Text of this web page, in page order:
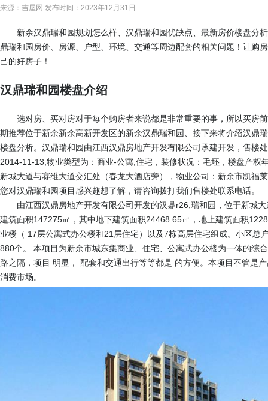
来源：吉屋网 发布时间：2023年12月31日
新余汉鼎瑞和园规划怎么样、汉鼎瑞和园优缺点、最新房价楼盘分
鼎瑞和园房价、房源、户型、环境、交通等周边配套的相关问题！让购
己的好房子！
汉鼎瑞和园楼盘介绍
选对房、买对房对于每个购房者来说都是非常重要的事，所以买房
期推荐位于新余新余高新开发区的新余汉鼎瑞和园、接下来将介绍汉鼎
楼盘分析。汉鼎瑞和园由江西汉鼎房地产开发有限公司承建开发，售楼
2014-11-13,物业类型为：商业-公寓,住宅，装修状况：毛坯，楼盘产权
新城大道与赛维大道交汇处（春龙大酒店旁），物业公司：新余市凯福
您对汉鼎瑞和园项目感兴趣想了解，请咨询拨打我们售楼处联系电话。
由江西汉鼎房地产开发有限公司开发的汉鼎r26;瑞和园，位于新城
建筑面积147275㎡，其中地下建筑面积24468.65㎡，地上建筑面积
业楼（ 17层公寓式办公楼和21层住宅）以及7栋高层住宅组成。小区总
880个。 本项目为新余市城东集商业、住宅、公寓式办公楼为一体的综
路之隔，项目 明显， 配套和交通出行等等都是 的方便。本项目不管是
消费市场。